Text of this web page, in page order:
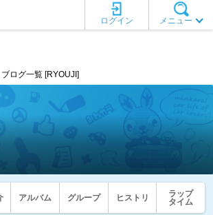
メニュー
ログイン
ブログ一覧 [RYOUJI]
アルバム グループ ヒストリ
ラップ
タイム